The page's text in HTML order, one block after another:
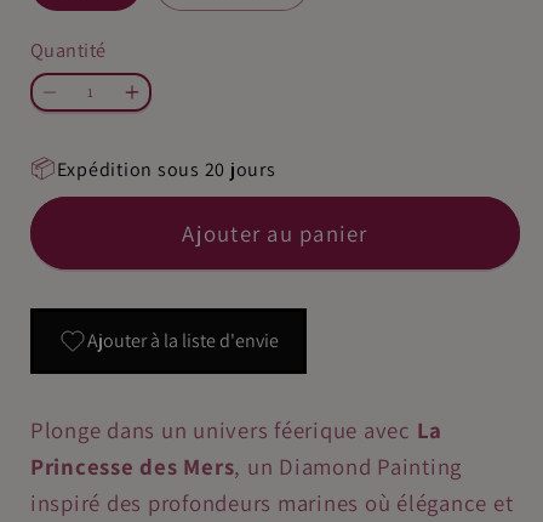
Quantité
Quantité
Réduire
quantité
de
Painting
La
Princesse
Mers
Augmenter
quantité
de
Diamond
Painting
La
Princesse
Mers
📦Expédition sous 20 jours
Ajouter au panier
Ajouter à la liste d'envie
Plonge dans un univers féerique avec La
Princesse des Mers, un Diamond Painting
inspiré des profondeurs marines où élégance et